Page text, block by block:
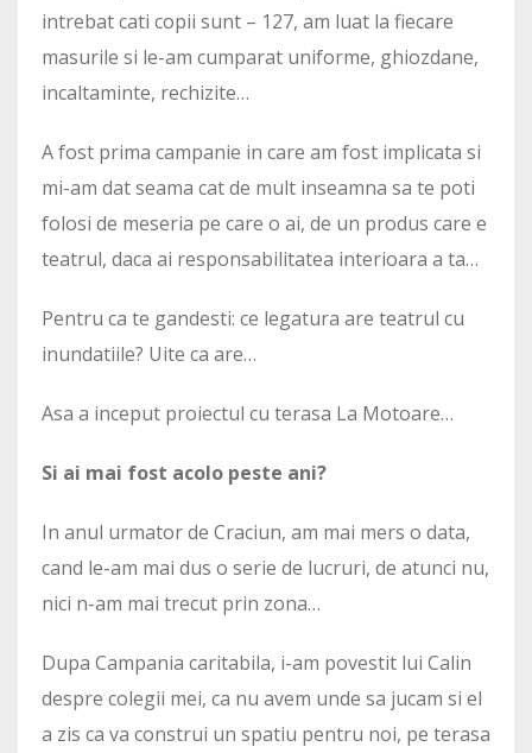
intrebat cati copii sunt – 127, am luat la fiecare
masurile si le-am cumparat uniforme, ghiozdane,
incaltaminte, rechizite…
A fost prima campanie in care am fost implicata si
mi-am dat seama cat de mult inseamna sa te poti
folosi de meseria pe care o ai, de un produs care e
teatrul, daca ai responsabilitatea interioara a ta…
Pentru ca te gandesti: ce legatura are teatrul cu
inundatiile? Uite ca are…
Asa a inceput proiectul cu terasa La Motoare…
Si ai mai fost acolo peste ani?
In anul urmator de Craciun, am mai mers o data,
cand le-am mai dus o serie de lucruri, de atunci nu,
nici n-am mai trecut prin zona…
Dupa Campania caritabila, i-am povestit lui Calin
despre colegii mei, ca nu avem unde sa jucam si el
a zis ca va construi un spatiu pentru noi, pe terasa